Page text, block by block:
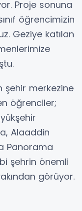
Proje sonuna
öğrencimizin
Geziye katılan
şehir merkezine
öğrenciler;
Alaaddin
Panorama
şehrin önemli
görüyor.